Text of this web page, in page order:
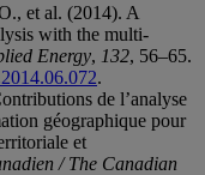
et al. (2014). A
with the multi-
Energy, 132, 56–65.
.
de l’analyse
géographique pour
et
/ The Canadian